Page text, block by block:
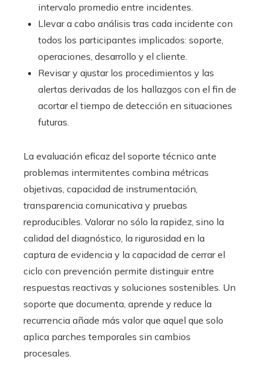
intervalo promedio entre incidentes.
Llevar a cabo análisis tras cada incidente con
todos los participantes implicados: soporte,
operaciones, desarrollo y el cliente.
Revisar y ajustar los procedimientos y las
alertas derivadas de los hallazgos con el fin de
acortar el tiempo de detección en situaciones
futuras.
La evaluación eficaz del soporte técnico ante
problemas intermitentes combina métricas
objetivas, capacidad de instrumentación,
transparencia comunicativa y pruebas
reproducibles. Valorar no sólo la rapidez, sino la
calidad del diagnóstico, la rigurosidad en la
captura de evidencia y la capacidad de cerrar el
ciclo con prevención permite distinguir entre
respuestas reactivas y soluciones sostenibles. Un
soporte que documenta, aprende y reduce la
recurrencia añade más valor que aquel que solo
aplica parches temporales sin cambios
procesales.